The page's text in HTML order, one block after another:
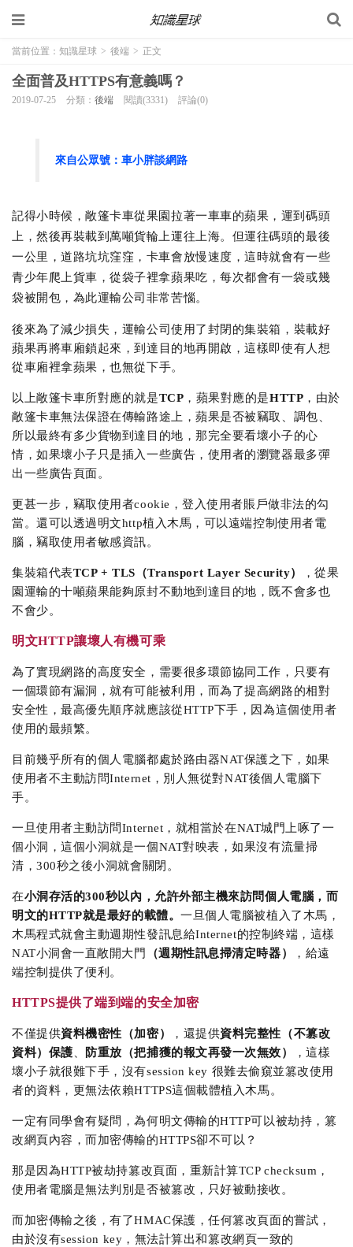
當前位置： 知識星球 > 後端 > 正文
全面普及HTTPS有意義嗎？
2019-07-25 分類： 後端 閱讀(3331) 評論(0)
來自公眾號： 車小胖談網路
記得小時候，敞篷卡車從果園拉著一車車的蘋果，運到碼頭
上，然後再裝載到萬噸貨輪上運往上海。但運往碼頭的最後
一公里，道路坑坑窪窪，卡車會放慢速度，這時就會有一些
青少年爬上貨車，從袋子裡拿蘋果吃，每次都會有一袋或幾
袋被開包，為此運輸公司非常苦惱。
後來為了減少損失，運輸公司使用了封閉的集裝箱，裝載好
蘋果再將車廂鎖起來，到達目的地再開啟，這樣即使有人想
從車廂裡拿蘋果，也無從下手。
以上敞篷卡車所對應的就是TCP ，蘋果對應的是HTTP ，由於
敞篷卡車無法保證在傳輸路途上，蘋果是否被竊取、調包、
所以最終有多少貨物到達目的地，那完全要看壞小子的心
情，如果壞小子只是插入一些廣告，使用者的瀏覽器最多彈
出一些廣告頁面。
更甚一步，竊取使用者cookie，登入使用者賬戶做非法的勾
當。還可以透過明文http植入木馬，可以遠端控制使用者電
腦，竊取使用者敏感資訊。
集裝箱代表TCP + TLS（Transport Layer Security）
，從果
園運輸的十噸蘋果能夠原封不動地到達目的地，既不會多也
不會少。
明文HTTP讓壞人有機可乘
為了實現網路的高度安全，需要很多環節協同工作，只要有
一個環節有漏洞，就有可能被利用，而為了提高網路的相對
安全性，最高優先順序就應該從HTTP下手，因為這個使用者
使用的最頻繁。
目前幾乎所有的個人電腦都處於路由器NAT保護之下，如果
使用者不主動訪問Internet，別人無從對NAT後個人電腦下
手。
一旦使用者主動訪問Internet，就相當於在NAT城門上啄了一
個小洞，這個小洞就是一個NAT對映表，如果沒有流量掃
清，300秒之後小洞就會關閉。
在小洞存活的300秒以內，允許外部主機來訪問個人電腦，而
明文的HTTP就是最好的載體。一旦個人電腦被植入了木馬，
木馬程式就會主動週期性發訊息給Internet的控制終端，這樣
NAT小洞會一直敞開大門
（週期性訊息掃清定時器）
，給遠
端控制提供了便利。
HTTPS提供了端到端的安全加密
不僅提供資料機密性（加密） ，還提供資料完整性（不篡改
資料）保護
防重放（把捕獲的報文再發一次無效）
，這樣
壞小子就很難下手，沒有session key 很難去偷窺並篡改使用
者的資料，更無法依賴HTTPS這個載體植入木馬。
一定有同學會有疑問，為何明文傳輸的HTTP可以被劫持，篡
改網頁內容，而加密傳輸的HTTPS卻不可以？
那是因為HTTP被劫持篡改頁面，重新計算TCP checksum，
使用者電腦是無法判別是否被篡改，只好被動接收。
而加密傳輸之後，有了HMAC保護，任何篡改頁面的嘗試，
由於沒有session key，無法計算出和篡改網頁一致的